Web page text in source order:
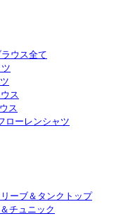
ウス全て
ス
ス
ローレンシャツ
ーブ＆タンクトップ
チュニック